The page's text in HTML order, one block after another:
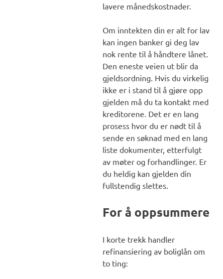
lavere månedskostnader.
Om inntekten din er alt for lav
kan ingen banker gi deg lav
nok rente til å håndtere lånet.
Den eneste veien ut blir da
gjeldsordning. Hvis du virkelig
ikke er i stand til å gjøre opp
gjelden må du ta kontakt med
kreditorene. Det er en lang
prosess hvor du er nødt til å
sende en søknad med en lang
liste dokumenter, etterfulgt
av møter og forhandlinger. Er
du heldig kan gjelden din
fullstendig slettes.
For å oppsummere
I korte trekk handler
refinansiering av boliglån om
to ting: